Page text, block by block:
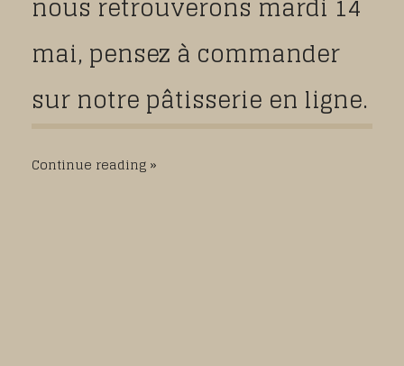
mai, pensez à commander
sur notre pâtisserie en ligne.
Continue reading